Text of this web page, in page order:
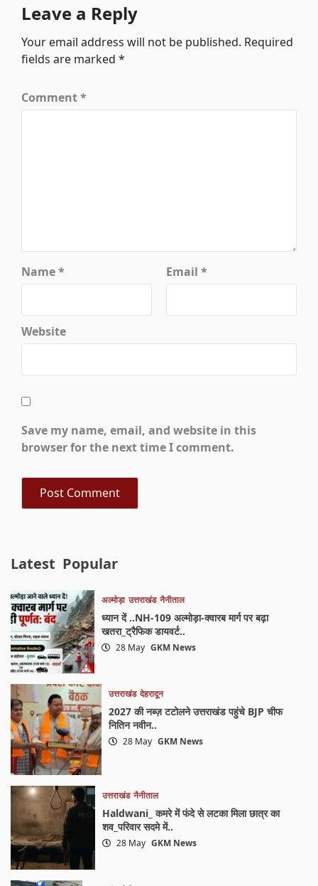
Leave a Reply
Your email address will not be published. Required
fields are marked*
Comment*
Name* Email *
Website
Save my name, email, and website in this
browser for the next time I comment.
Latest Popular
अल्मोड़ा उत्तराखंड नैनीताल
ध्यान दें ..NH-109 अल्मोड़ा-क्वारब मार्ग पर बढ़ा
खतरा_ट्रैफिक डायवर्ट..
28 May GKM News
उत्तराखंड देहरादून
2027 की नब्ज़ टटोलने उत्तराखंड पहुंचे BJP चीफ
नितिन नवीन..
28 May GKM News
उत्तराखंड नैनीताल
Haldwani_ कमरे में फंदे से लटका मिला छात्र का
शव_परिवार सदमे में..
28 May GKM News